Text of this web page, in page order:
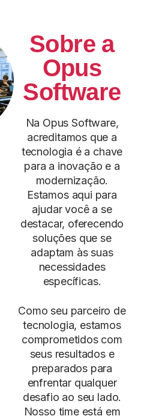
Sobre a
Opus
Software
Na Opus Software,
acreditamos que a
tecnologia é a chave
para a inovação e a
modernização.
Estamos aqui para
ajudar você a se
destacar, oferecendo
soluções que se
adaptam às suas
necessidades
específicas.
Como seu parceiro de
tecnologia, estamos
comprometidos com
seus resultados e
preparados para
enfrentar qualquer
desafio ao seu lado.
Nosso time está em